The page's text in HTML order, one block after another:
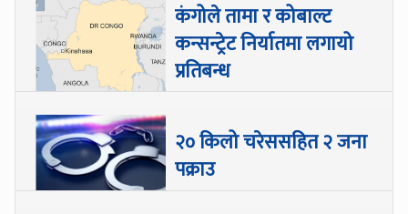
कंगोले तामा र कोबाल्ट
कन्सन्ट्रेट निर्यातमा लगायो
प्रतिबन्ध
२० किलो चरेससहित २ जना
पक्राउ